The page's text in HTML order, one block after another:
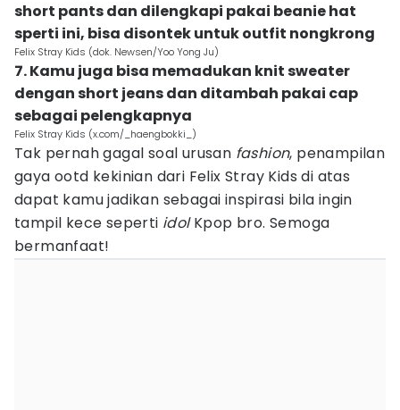
short pants dan dilengkapi pakai beanie hat
sperti ini, bisa disontek untuk outfit nongkrong
Felix Stray Kids (dok. Newsen/Yoo Yong Ju)
7. Kamu juga bisa memadukan knit sweater
dengan short jeans dan ditambah pakai cap
sebagai pelengkapnya
Felix Stray Kids (x.com/_haengbokki_)
Tak pernah gagal soal urusan fashion, penampilan
gaya ootd kekinian dari Felix Stray Kids di atas
dapat kamu jadikan sebagai inspirasi bila ingin
tampil kece seperti idolKpop bro. Semoga
bermanfaat!